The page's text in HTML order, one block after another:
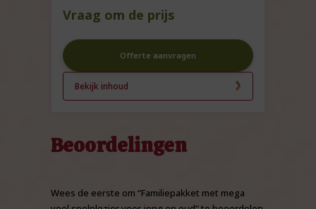
Vraag om de prijs
Offerte aanvragen
Bekijk inhoud
Beoordelingen
Wees de eerste om “Familiepakket met mega